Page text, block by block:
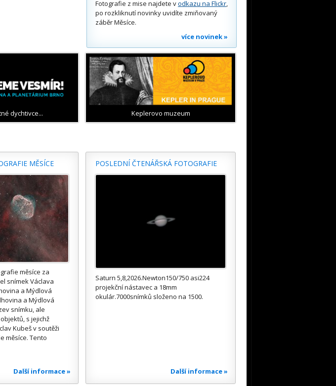
Fotografie z mise najdete vodkazu na Flickr,
po rozkliknutí novinky uvidíte zmiňovaný
záběr Měsíce.
více novinek »
dychtivce... Keplerovo muzeum
MĚSÍCE
měsíce za
snímek Václava
a Mýdlová
a Mýdlová
snímku, ale
s jejichž
Kubeš v soutěži
měsíce. Tento
Další informace »
POSLEDNÍ ČTENÁŘSKÁ FOTOGRAFIE
Saturn 5,8,2026.Newton150/750 asi224
projekční nástavec a 18mm
okulár.7000snímků složeno na 1500.
Další informace »